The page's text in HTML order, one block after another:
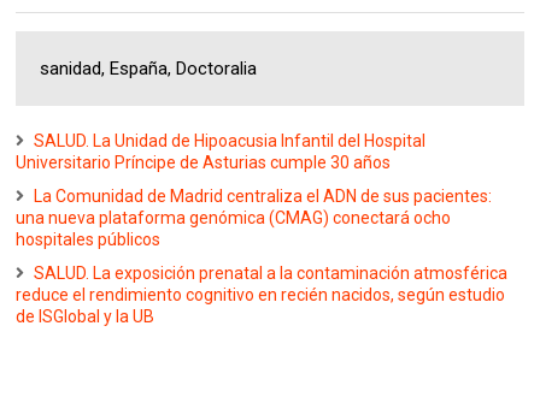
sanidad, España, Doctoralia
SALUD. La Unidad de Hipoacusia Infantil del Hospital
Universitario Príncipe de Asturias cumple 30 años
La Comunidad de Madrid centraliza el ADN de sus pacientes:
una nueva plataforma genómica (CMAG) conectará ocho
hospitales públicos
SALUD. La exposición prenatal a la contaminación atmosférica
reduce el rendimiento cognitivo en recién nacidos, según estudio
de ISGlobal y la UB